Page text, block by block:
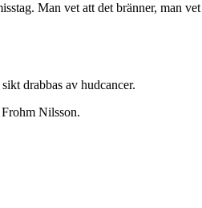
Man vet att det bränner, man
drabbas av hudcancer.
Nilsson.